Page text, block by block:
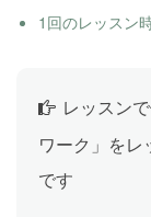
1回のレッスン
レッスン
ワーク」を
です